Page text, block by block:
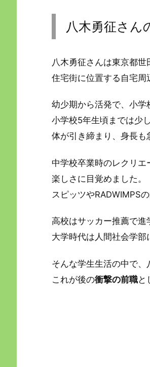
八木勇征さん
八木勇征さんは東京都世
住宅街に位置する自宅周
幼少期から活発で、小学
小学校5年生頃までは少
体が引き締まり、身長も
中学校卒業時のレクリ
楽しさに目覚めました。
スピッツやRADWIMPS
高校はサッカー推薦で進
大学時代は人間社会学部
そんな学生生活の中で、
これが後の衝撃の前職と